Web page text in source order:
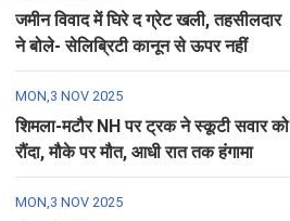
जमीन विवाद में घिरे द ग्रेट खली, तहसीलदार
ने बोले- सेलिब्रिटी कानून से ऊपर नहीं
MON,3 NOV 2025
शिमला-मटौर NH पर ट्रक ने स्कूटी सवार को
रौंदा, मौके पर मौत, आधी रात तक हंगामा
MON,3 NOV 2025